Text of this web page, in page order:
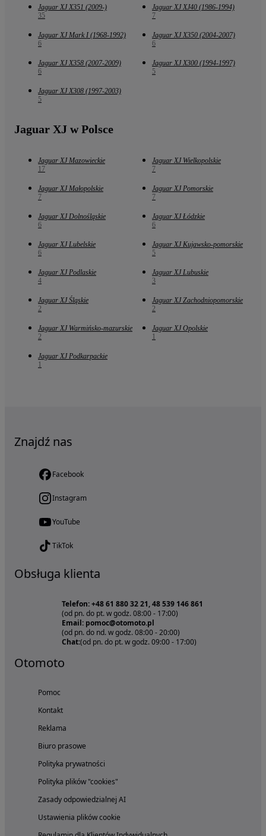
Jaguar XJ X351 (2009-)
35
Jaguar XJ XJ40 (1986-1994)
7
Jaguar XJ Mark I (1968-1992)
6
Jaguar XJ X350 (2004-2007)
6
Jaguar XJ X358 (2007-2009)
6
Jaguar XJ X300 (1994-1997)
5
Jaguar XJ X308 (1997-2003)
5
Jaguar XJ w Polsce
Jaguar XJ Mazowieckie
17
Jaguar XJ Wielkopolskie
7
Jaguar XJ Małopolskie
7
Jaguar XJ Pomorskie
7
Jaguar XJ Dolnośląskie
6
Jaguar XJ Łódzkie
6
Jaguar XJ Lubelskie
6
Jaguar XJ Kujawsko-pomorskie
5
Jaguar XJ Podlaskie
4
Jaguar XJ Lubuskie
3
Jaguar XJ Śląskie
2
Jaguar XJ Zachodniopomorskie
2
Jaguar XJ Warmińsko-mazurskie
2
Jaguar XJ Opolskie
1
Jaguar XJ Podkarpackie
1
Znajdź nas
Facebook
Instagram
YouTube
TikTok
Obsługa klienta
Telefon: +48 61 880 32 21, 48 539 146 861
(od pn. do pt. w godz. 08:00 - 17:00)
Email: pomoc@otomoto.pl
(od pn. do nd. w godz. 08:00 - 20:00)
Chat:(od pn. do pt. w godz. 09:00 - 17:00)
Otomoto
Pomoc
Kontakt
Reklama
Biuro prasowe
Polityka prywatności
Polityka plików "cookies"
Zasady odpowiedzialnej AI
Ustawienia plików cookie